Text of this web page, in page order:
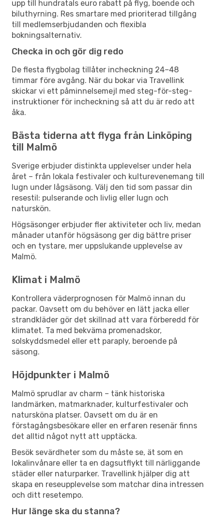
upp till hundratals euro rabatt på flyg, boende och
biluthyrning. Res smartare med prioriterad tillgång
till medlemserbjudanden och flexibla
bokningsalternativ.
Checka in och gör dig redo
De flesta flygbolag tillåter incheckning 24–48
timmar före avgång. När du bokar via Travellink
skickar vi ett påminnelsemejl med steg-för-steg-
instruktioner för incheckning så att du är redo att
åka.
Bästa tiderna att flyga från Linköping
till Malmö
Sverige erbjuder distinkta upplevelser under hela
året – från lokala festivaler och kulturevenemang till
lugn under lågsäsong. Välj den tid som passar din
resestil: pulserande och livlig eller lugn och
naturskön.
Högsäsonger erbjuder fler aktiviteter och liv, medan
månader utanför högsäsong ger dig bättre priser
och en tystare, mer uppslukande upplevelse av
Malmö.
Klimat i Malmö
Kontrollera väderprognosen för Malmö innan du
packar. Oavsett om du behöver en lätt jacka eller
strandkläder gör det skillnad att vara förberedd för
klimatet. Ta med bekväma promenadskor,
solskyddsmedel eller ett paraply, beroende på
säsong.
Höjdpunkter i Malmö
Malmö sprudlar av charm – tänk historiska
landmärken, matmarknader, kulturfestivaler och
natursköna platser. Oavsett om du är en
förstagångsbesökare eller en erfaren resenär finns
det alltid något nytt att upptäcka.
Besök sevärdheter som du måste se, ät som en
lokalinvånare eller ta en dagsutflykt till närliggande
städer eller naturparker. Travellink hjälper dig att
skapa en reseupplevelse som matchar dina intressen
och ditt resetempo.
Hur länge ska du stanna?